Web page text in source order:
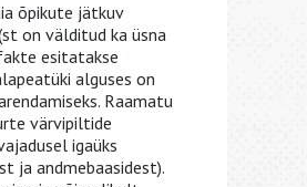
õpikute jätkuv
on välditud ka üsna
esitatakse
alguses on
Raamatu
värvipiltide
igaüks
ja andmebaasidest).